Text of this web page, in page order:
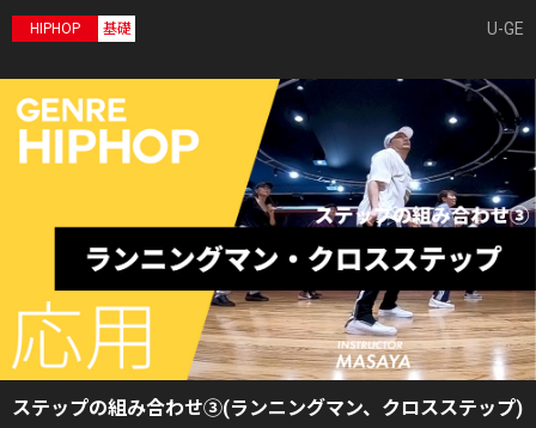
HIPHOP 基礎 U-GE
ステップの組み合わせ③(ランニングマン、クロスステップ)